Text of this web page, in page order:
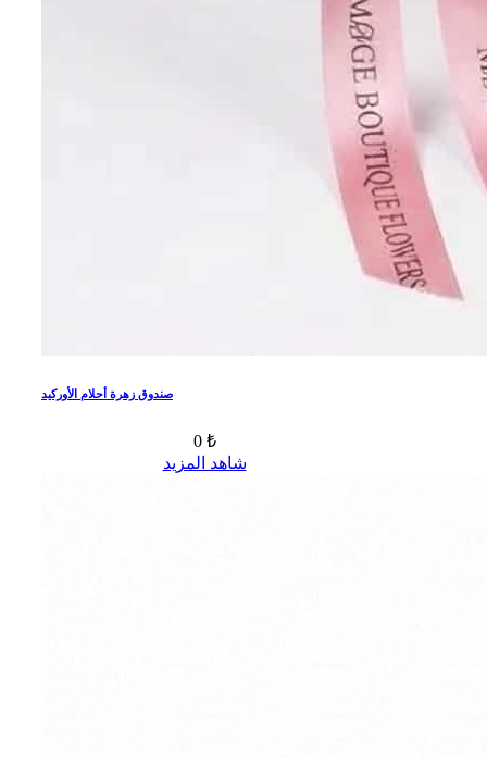
صندوق زهرة أحلام الأوركيد
0 ₺
شاهد المزيد